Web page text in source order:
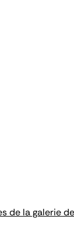
de la galerie